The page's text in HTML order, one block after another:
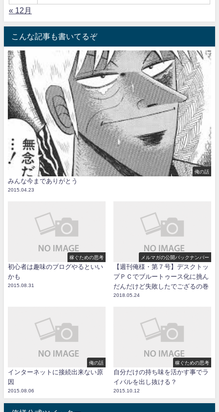
« 12月
こんな記事も書いてるぞ
俺の話
みんな今までありがとう
2015.04.23
稼ぐための思考
初心者は趣味のブログやるといい
かも
2015.08.31
メルマガの公開バックナンバー
【週刊俺様・第７号】デスクトッ
プＰＣでブルートゥース化に挑ん
だんだけど失敗したでござるの巻
2018.05.24
俺の話
インターネットに接続出来ない原
因
2015.08.06
稼ぐための思考
自分だけの持ち味を活かす事でラ
イバルを出し抜ける？
2015.10.12